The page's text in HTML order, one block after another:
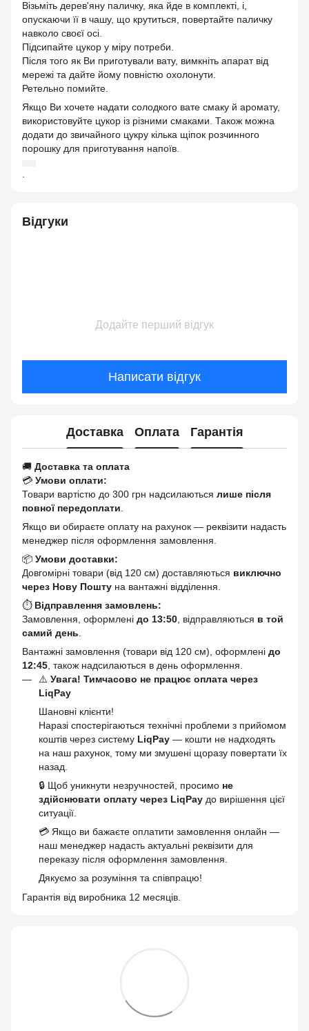
Візьміть дерев'яну паличку, яка йде в комплекті, і,
опускаючи її в чашу, що крутиться, повертайте паличку
навколо своєї осі.
Підсипайте цукор у міру потреби.
Після того як Ви приготували вату, вимкніть апарат від
мережі та дайте йому повністю охолонути.
Ретельно помийте.
Якщо Ви хочете надати солодкого вате смаку й аромату,
використовуйте цукор із різними смаками. Також можна
додати до звичайного цукру кілька щіпок розчинного
порошку для приготування напоїв.
Відгуки
Додайте перший відгук
Написати відгук
Доставка Оплата Гарантія
🚚 Доставка та оплата
💳 Умови оплати:
Товари вартістю до 300 грн надсилаються лише після
повної передоплати
Якщо ви обираєте оплату на рахунок — реквізити надасть
менеджер після оформлення замовлення.
📦 Умови доставки:
Довгомірні товари (від 120 см) доставляються виключно
через Нову Пошту на вантажні відділення.
⏱ Відправлення замовлень:
Замовлення, оформлені до 13:50 , відправляються в той
самий день
Вантажні замовлення (товари від 120 см), оформлені до
12:45 , також надсилаються в день оформлення.
⚠️ Увага! Тимчасово не працює оплата через
LiqPay
Шановні клієнти!
Наразі спостерігаються технічні проблеми з прийомом
коштів через систему LiqPay — кошти не надходять
на наш рахунок, тому ми змушені щоразу повертати їх
назад.
🔒 Щоб уникнути незручностей, просимо не
здійснювати оплату через LiqPay до вирішення цієї
ситуації.
💳 Якщо ви бажаєте оплатити замовлення онлайн —
наш менеджер надасть актуальні реквізити для
переказу після оформлення замовлення.
Дякуємо за розуміння та співпрацю!
Гарантія від виробника 12 месяців.